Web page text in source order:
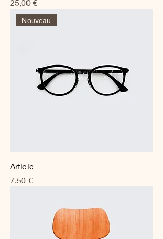
25,00 €
Nouveau
Article
Prix
7,50 €